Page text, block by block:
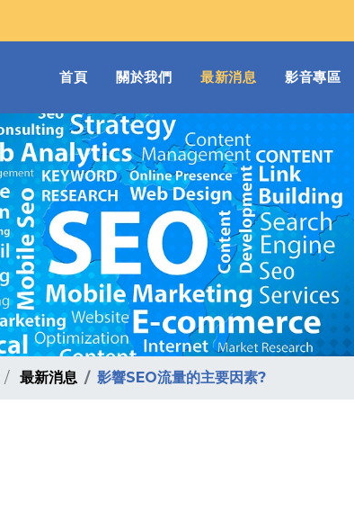
首頁(current)
關於我們 最新消息 影音專區
最新消息 影響SEO流量的主要因素?